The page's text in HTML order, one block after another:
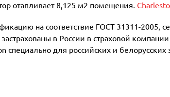
отапливает 8,125 м2 помещения.
на соответствие ГОСТ 31311-2005,
в России в страховой компании
специально для российских и белорусских